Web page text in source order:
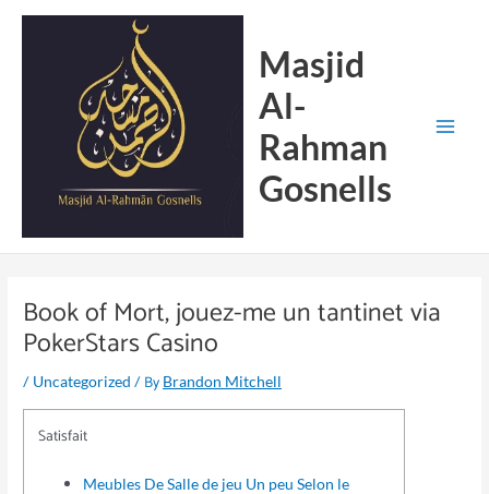
Masjid
Al-
Rahman
Gosnells
Book of Mort, jouez-me un tantinet via
PokerStars Casino
/ Uncategorized / ByBrandon Mitchell
Satisfait
Meubles De Salle de jeu Un peu Selon le